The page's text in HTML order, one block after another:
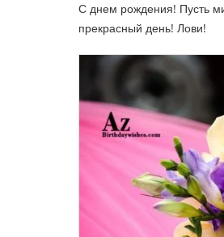
С днем рождения! Пусть
прекрасный день! Лови!